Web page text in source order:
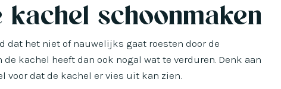
schoonmaken
dat het niet of nauwelijks gaat roesten door de
kachel heeft dan ook nogal wat te verduren. Denk aan
voor dat de kachel er vies uit kan zien.